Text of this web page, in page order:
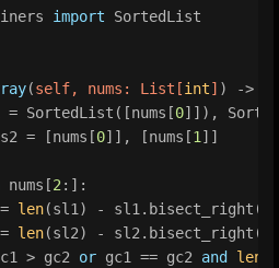
import SortedList
(self, nums: List [int] ) ->
= SortedList([nums[
0]]),
= [nums[
0]], [nums[1]]
nums[2:]:
len(sl1) - sl1.bisect_right(x)
len(sl2) - sl2.bisect_right(x)
> gc2 or gc1 == gc2 and len